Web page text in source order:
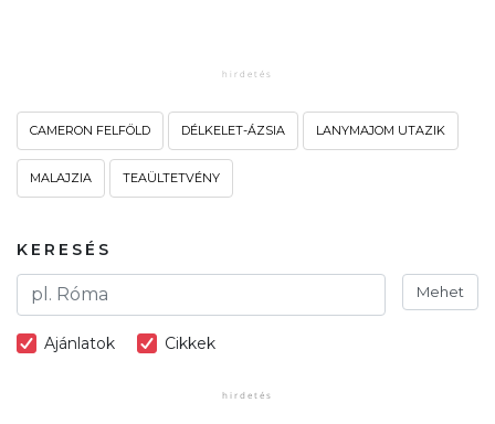
CAMERON FELFÖLD DÉLKELET-ÁZSIA LANYMAJOM UTAZIK
MALAJZIA TEAÜLTETVÉNY
KERESÉS
Mehet
Ajánlatok Cikkek